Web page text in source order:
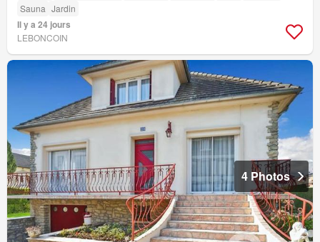
Sauna Jardin
Il y a 24 jours
LEBONCOIN
4 Photos